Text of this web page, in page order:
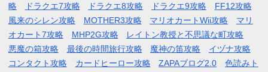
略
ドラクエ7攻略 ドラクエ8攻略 ドラクエ9攻略
FF12攻略
風来のシレン攻略
MOTHER3攻略 マリオカートWii攻略
マリ
オカート7攻略
MHP2G攻略
レイトン教授と不思議な町攻略
悪魔の箱攻略
最後の時間旅行攻略 魔神の笛攻略
イヅナ攻略
コンタクト攻略
カードヒーロー攻略 ZAPAブログ2.0 色読みト